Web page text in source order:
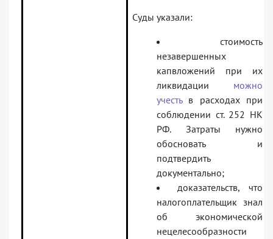
Суды указали:
стоимость
незавершенных
капвложений при их
ликвидации можно
учестьв расходах при
соблюдении ст. 252 НК
РФ. Затраты нужно
обосновать и
подтвердить
документально;
доказательств, что
налогоплательщик знал
об экономической
нецелесообразности